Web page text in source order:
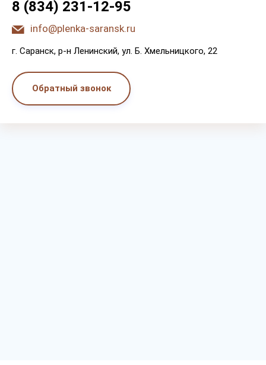
8 (834) 231-12-95
info@plenka-saransk.ru
г. Capaнcк, p-н Лeнинcкий, ул. Б. Хмeльницкoгo, 22
Обратный звонок